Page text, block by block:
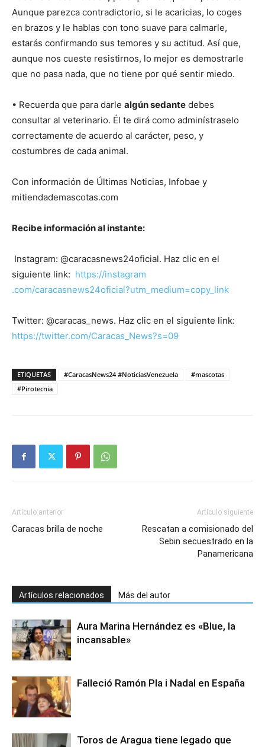
Aunque parezca contradictorio, si le acaricias, lo coges
en brazos y le hablas con tono suave para calmarle,
estarás confirmando sus temores y su actitud. Así que,
aunque nos cueste resistirnos, lo mejor es demostrarle
que no pasa nada, que no tiene por qué sentir miedo.
• Recuerda que para darle algún sedante debes
consultar al veterinario. Él te dirá como adminístraselo
correctamente de acuerdo al carácter, peso, y
costumbres de cada animal.
Con información de Últimas Noticias, Infobae y
mitiendademascotas.com
Recibe información al instante:
Instagram: @caracasnews24oficial. Haz clic en el
siguiente link: https://instagram
.com/caracasnews24oficial?utm_medium=copy_link
Twitter: @caracas_news. Haz clic en el siguiente link:
https://twitter.com/Caracas_News?s=09
ETIQUETAS #CaracasNews24 #NoticiasVenezuela
#mascotas
#Pirotecnia
Artículo anterior
Caracas brilla de noche
Artículo siguiente
Rescatan a comisionado del
Sebin secuestrado en la
Panamericana
Artículos relacionados Más del autor
Aura Marina Hernández es «Blue, la
incansable»
Falleció Ramón Pla i Nadal en España
Toros de Aragua tiene legado que